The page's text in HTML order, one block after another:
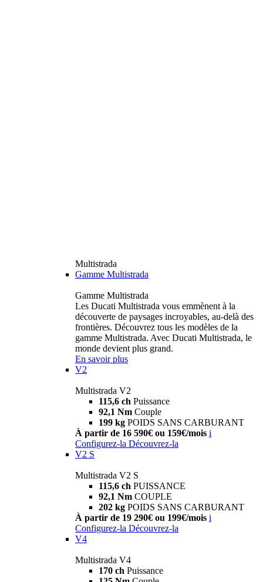
Multistrada
Gamme Multistrada
Gamme Multistrada
Les Ducati Multistrada vous emmènent à la
découverte de paysages incroyables, au-delà des
frontières. Découvrez tous les modèles de la
gamme Multistrada. Avec Ducati Multistrada, le
monde devient plus grand.
En savoir plus
V2
Multistrada V2
115,6 ch Puissance
92,1 Nm Couple
199 kg POIDS SANS CARBURANT
À partir de 16 590€ ou 159€/mois i
Configurez-la Découvrez-la
V2 S
Multistrada V2 S
115,6 ch PUISSANCE
92,1 Nm COUPLE
202 kg POIDS SANS CARBURANT
À partir de 19 290€ ou 199€/mois i
Configurez-la Découvrez-la
V4
Multistrada V4
170 ch Puissance